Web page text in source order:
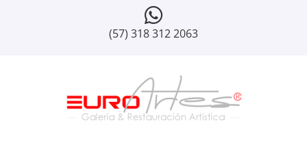
(57) 318 312 2063